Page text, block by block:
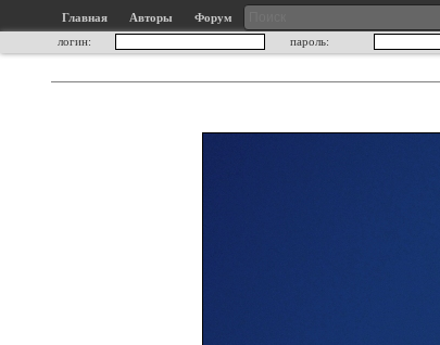
Главная Авторы
Форум
логин:
пароль: